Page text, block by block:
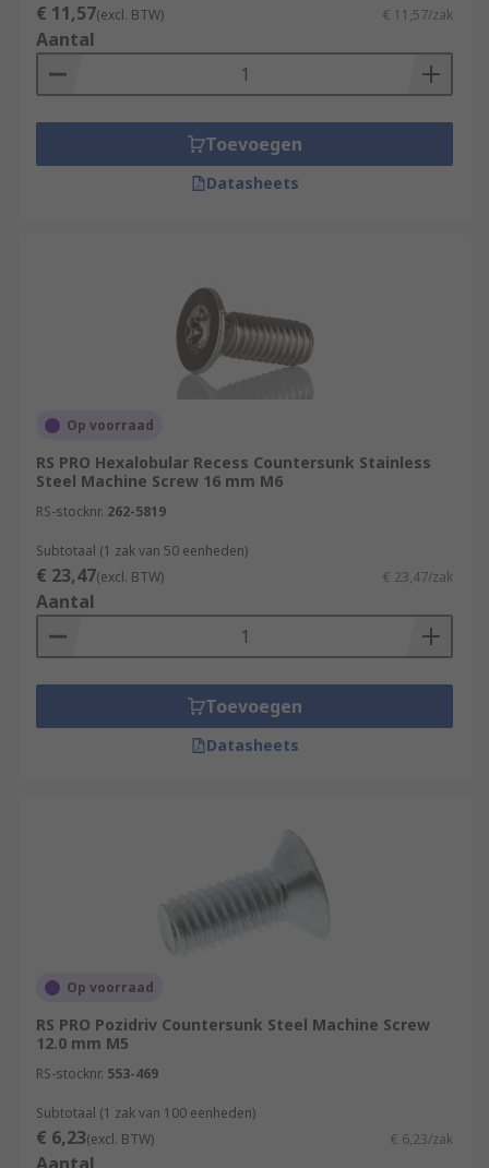
€ 11,57(excl. BTW) € 11,57/zak
Aantal
Toevoegen
Datasheets
Op voorraad
RS PRO Hexalobular Recess Countersunk Stainless
Steel Machine Screw 16 mm M6
RS-stocknr. 262-5819
Subtotaal (1 zak van 50 eenheden)
€ 23,47(excl. BTW) € 23,47/zak
Aantal
Toevoegen
Datasheets
Op voorraad
RS PRO Pozidriv Countersunk Steel Machine Screw
12.0 mm M5
RS-stocknr. 553-469
Subtotaal (1 zak van 100 eenheden)
€ 6,23(excl. BTW) € 6,23/zak